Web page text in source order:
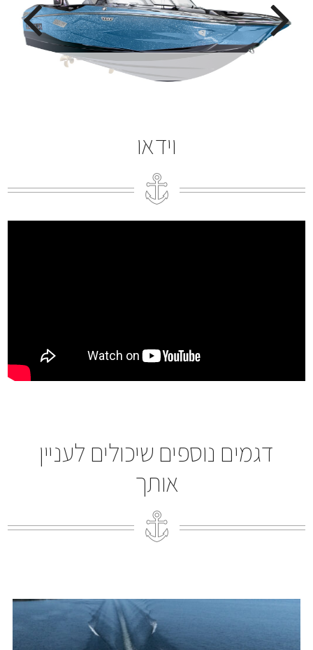
וידאו
דגמים נוספים שיכולים לעניין
אותך